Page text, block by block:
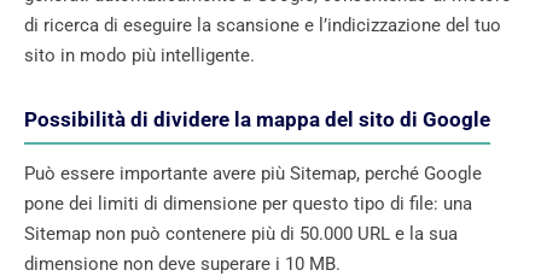
di ricerca di eseguire la scansione e l’indicizzazione del tuo
sito in modo più intelligente.
Possibilità di dividere la mappa del sito di Google
Può essere importante avere più Sitemap, perché Google
pone dei limiti di dimensione per questo tipo di file: una
Sitemap non può contenere più di 50.000 URL e la sua
dimensione non deve superare i 10 MB.